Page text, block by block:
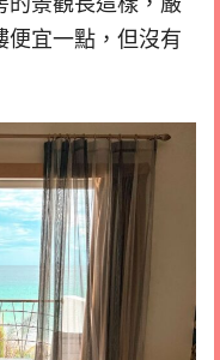
便宜一點，但沒有